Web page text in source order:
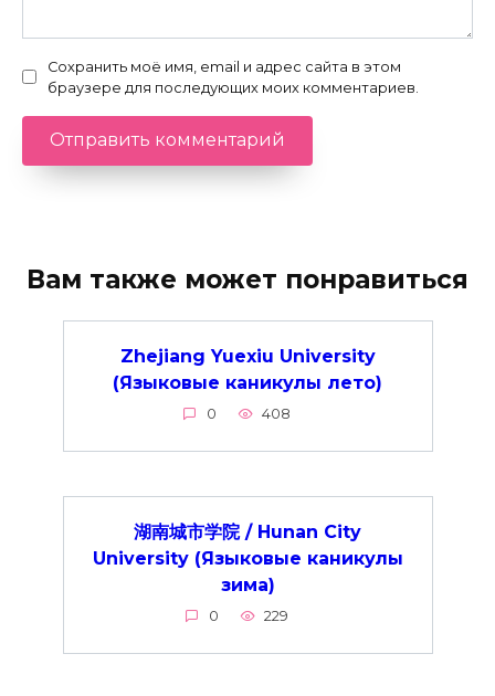
Сохранить моё имя, email и адрес сайта в этом
браузере для последующих моих комментариев.
Вам также может понравиться
Zhejiang Yuexiu University
(Языковые каникулы лето)
0 408
湖南城市学院 / Hunan City
University (Языковые каникулы
зима)
0 229